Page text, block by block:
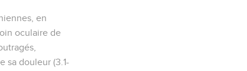
en
oculaire de
sa douleur (3.1-